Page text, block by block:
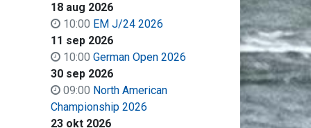
18 aug 2026
10:00 EM J/24 2026
11 sep 2026
10:00 German Open 2026
30 sep 2026
09:00 North American
Championship 2026
23 okt 2026